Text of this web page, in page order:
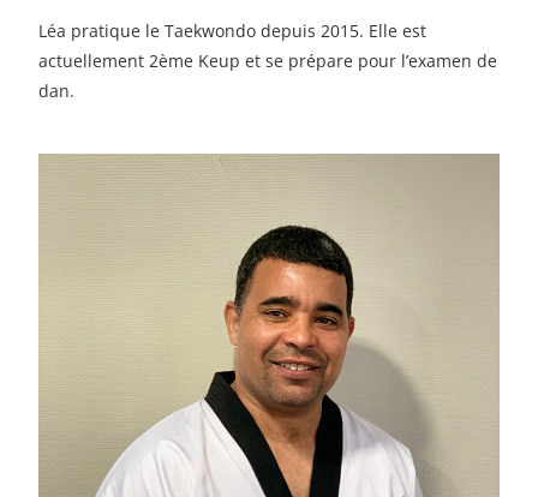
Léa pratique le Taekwondo depuis 2015. Elle est
actuellement 2ème Keup et se prépare pour l’examen de
dan.